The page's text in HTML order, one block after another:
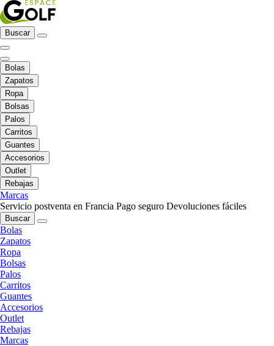
Buscar
Bolas
Zapatos
Ropa
Bolsas
Palos
Carritos
Guantes
Accesorios
Outlet
Rebajas
Marcas
Servicio postventa en Francia Pago seguro Devoluciones fáciles
Buscar
Bolas
Zapatos
Ropa
Bolsas
Palos
Carritos
Guantes
Accesorios
Outlet
Rebajas
Marcas